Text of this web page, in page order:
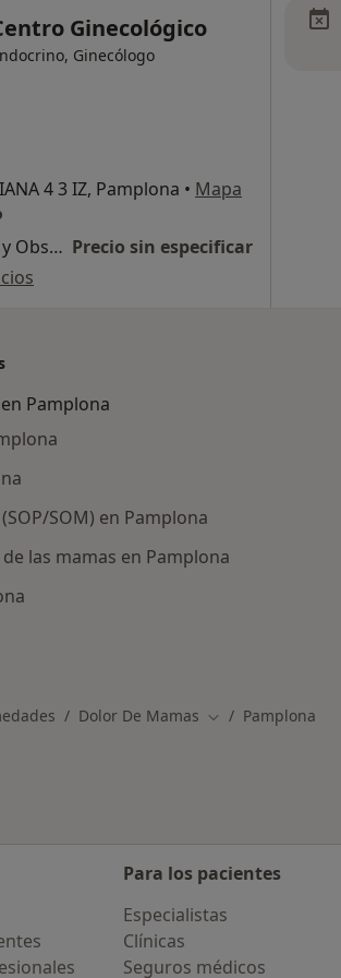
Ginecológico
Ginecólogo
4 3 IZ, Pamplona • Mapa
Visita Ginecología y Obstetricia Precio sin especificar
Pamplona
SOM) en Pamplona
las mamas en Pamplona
Dolor De Mamas Cambiar de ciudad
Pamplona
Para los pacientes
Especialistas
Clínicas
Seguros médicos